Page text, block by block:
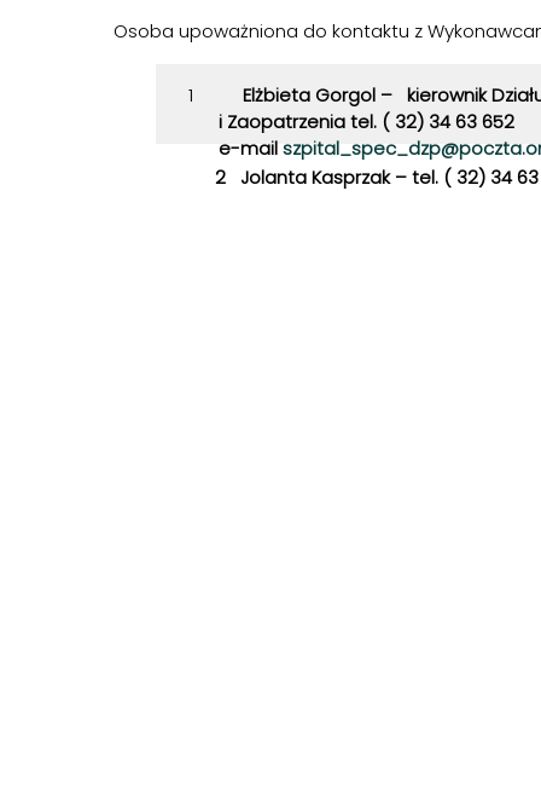
Osoba upoważniona do kontaktu z
1
Elżbieta Gorgol – kierownik
i Zaopatrzenia tel. ( 32) 34 63 652
e-mail
2 Jolanta Kasprzak –tel. ( 32) 34 63